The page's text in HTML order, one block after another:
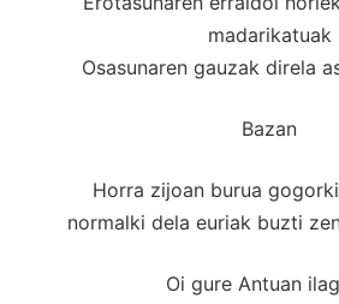
madarikatuak
Osasunaren gauzak direla
Bazan
Horra zijoan burua
normalki dela euriak buzti
Oi gure Antuan